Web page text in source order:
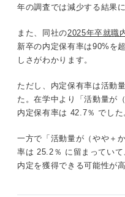
年の調査では減少する結果
また、同社の2025年卒就職
新卒の内定保有率は90%を
しさがわかります。
ただし、内定保有率は活動
た。在学中より「活動量が
内定保有率は 42.7％ でした
一方で「活動量が（やや＋
率は 25.2％ に留まってい
内定を獲得できる可能性が高